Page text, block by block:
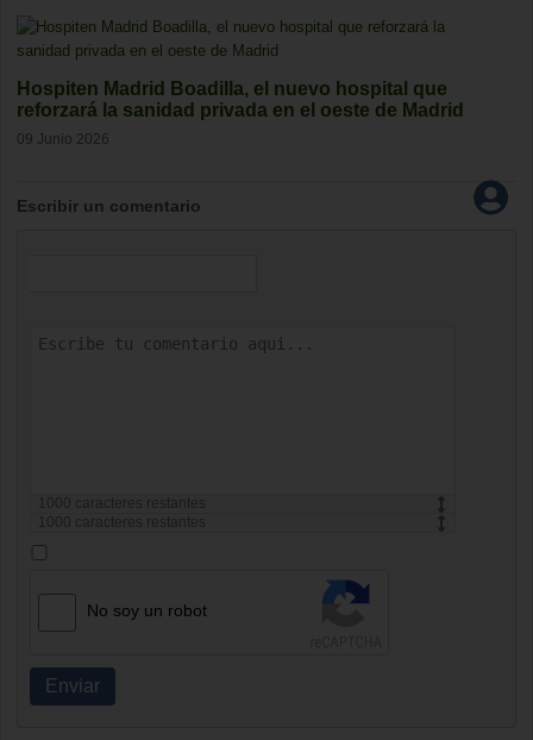
Hospiten Madrid Boadilla, el nuevo hospital que
reforzará la sanidad privada en el oeste de Madrid
09 Junio 2026
Escribir un comentario
caracteres restantes
caracteres restantes
No soy un robot
Enviar